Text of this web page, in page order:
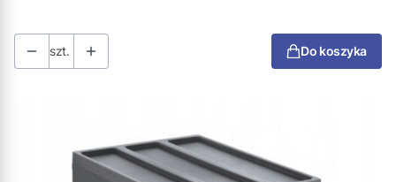
szt. Do koszyka